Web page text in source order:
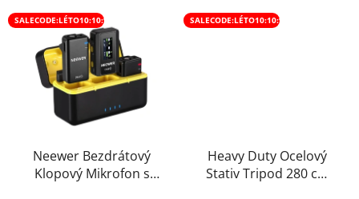
SALECODE:LÉTO10:10:%
Neewer Bezdrátový
Klopový Mikrofon s
SALECODE:LÉTO10:10:%
Heavy Duty Ocelový
Stativ Tripod 280 cm